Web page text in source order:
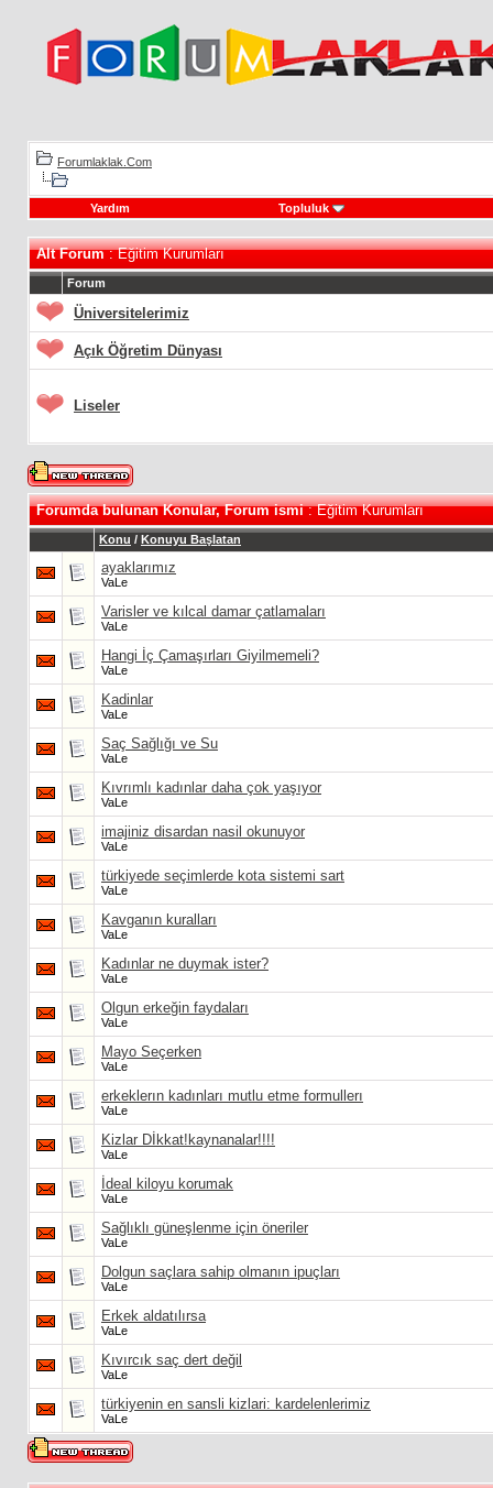
Forumlaklak.Com
Yardım Topluluk
Alt Forum: Eğitim Kurumları
Forum
Üniversitelerimiz
Açık Öğretim Dünyası
Liseler
Forumda bulunan Konular, Forum ismi: Eğitim Kurumları
Konu / Konuyu Başlatan
ayaklarımız
VaLe
Varisler ve kılcal damar çatlamaları
VaLe
Hangi İç Çamaşırları Giyilmemeli?
VaLe
Kadinlar
VaLe
Saç Sağlığı ve Su
VaLe
Kıvrımlı kadınlar daha çok yaşıyor
VaLe
imajiniz disardan nasil okunuyor
VaLe
türkiyede seçimlerde kota sistemi sart
VaLe
Kavganın kuralları
VaLe
Kadınlar ne duymak ister?
VaLe
Olgun erkeğin faydaları
VaLe
Mayo Seçerken
VaLe
erkeklerın kadınları mutlu etme formullerı
VaLe
Kizlar Dİkkat!kaynanalar!!!!
VaLe
İdeal kiloyu korumak
VaLe
Sağlıklı güneşlenme için öneriler
VaLe
Dolgun saçlara sahip olmanın ipuçları
VaLe
Erkek aldatılırsa
VaLe
Kıvırcık saç dert değil
VaLe
türkiyenin en sansli kizlari: kardelenlerimiz
VaLe